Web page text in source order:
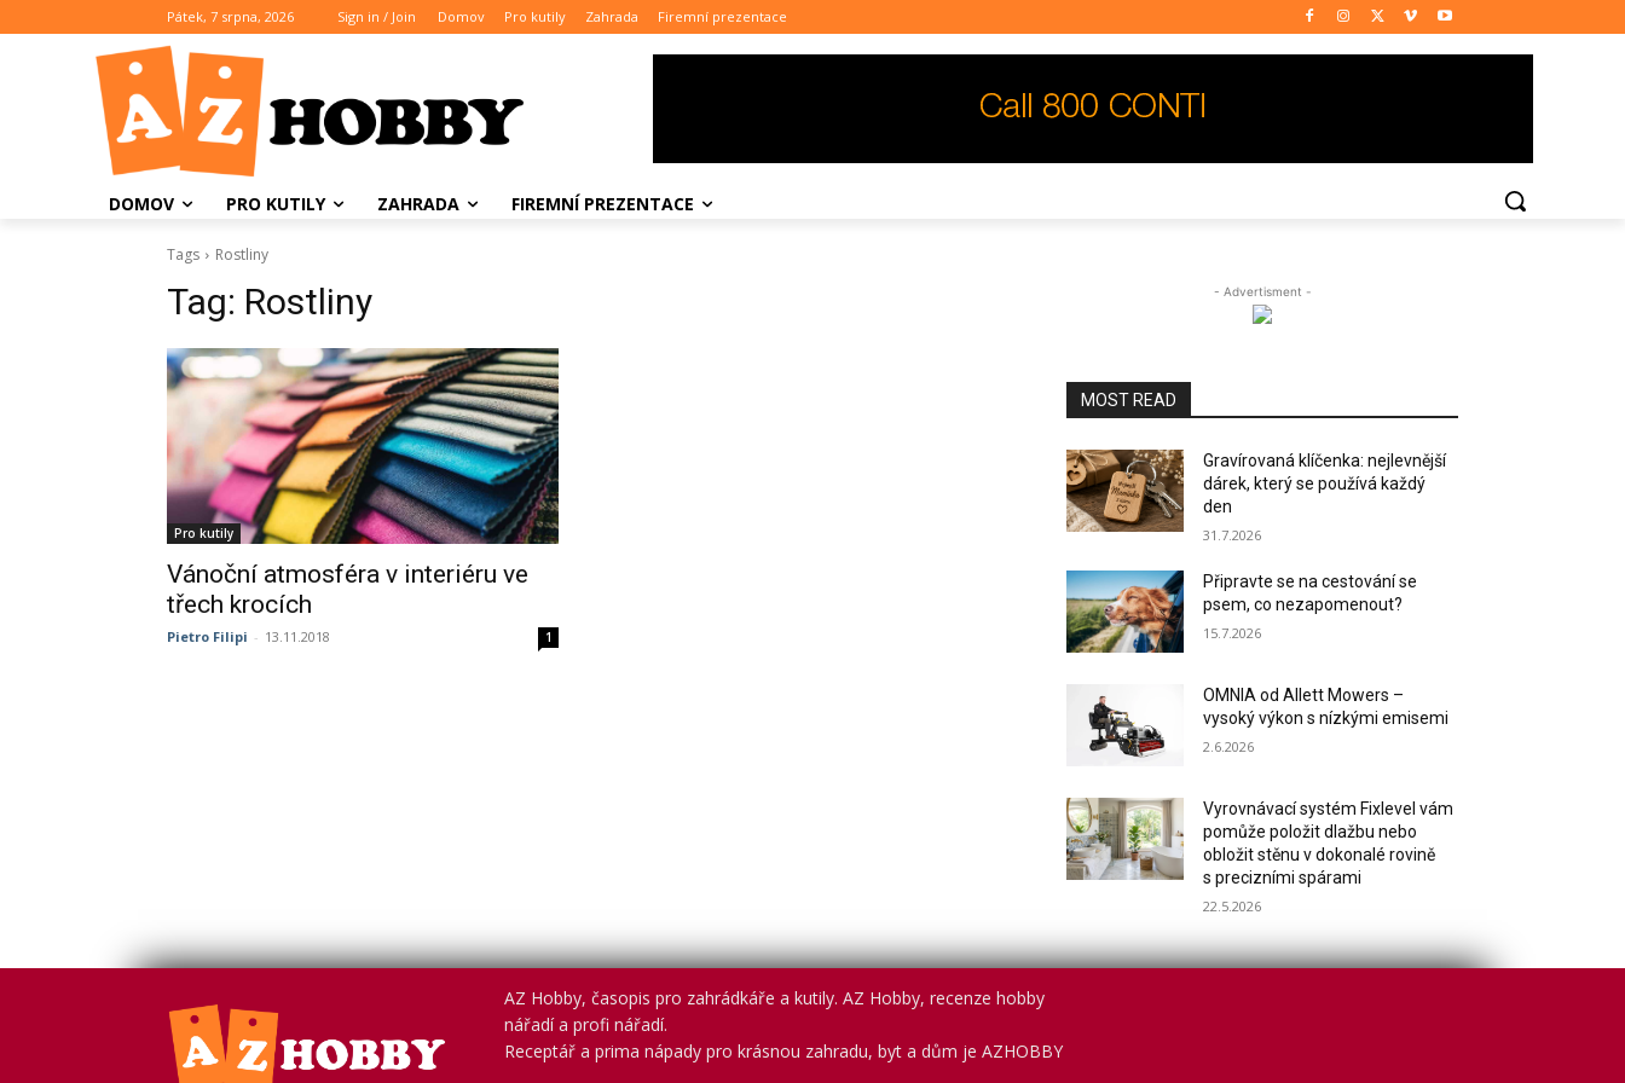
Pátek, 7 srpna, 2026 Sign in / Join Domov Pro kutily Zahrada Firemní prezentace
DOMOV PRO KUTILY ZAHRADA FIREMNÍ PREZENTACE
Tags Rostliny
Tag: Rostliny
Pro kutily
Vánoční atmosféra v interiéru ve
třech krocích
Pietro Filipi - 13.11.2018 1
- Advertisment -
MOST READ
Gravírovaná klíčenka: nejlevnější
dárek, který se používá každý
den
31.7.2026
Připravte se na cestování se
psem, co nezapomenout?
15.7.2026
OMNIA od Allett Mowers –
vysoký výkon s nízkými emisemi
2.6.2026
Vyrovnávací systém Fixlevel vám
pomůže položit dlažbu nebo
obložit stěnu v dokonalé rovině
s precizními spárami
22.5.2026
AZ Hobby, časopis pro zahrádkáře a kutily. AZ Hobby, recenze hobby
nářadí a profi nářadí.
Receptář a prima nápady pro krásnou zahradu, byt a dům je AZHOBBY